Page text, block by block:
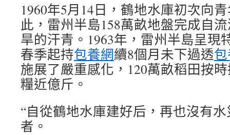
1960年5月14日，鶴地水庫初次向
此，雷州半島158萬畝地盤完成自
旱的汗青。1963年，雷州半島呈現
春季起持包養網續8個月未下過透
施展了嚴重感化，120萬畝稻田按
糧近億斤。
“自從鶴地水庫建好后，再也沒有
者。